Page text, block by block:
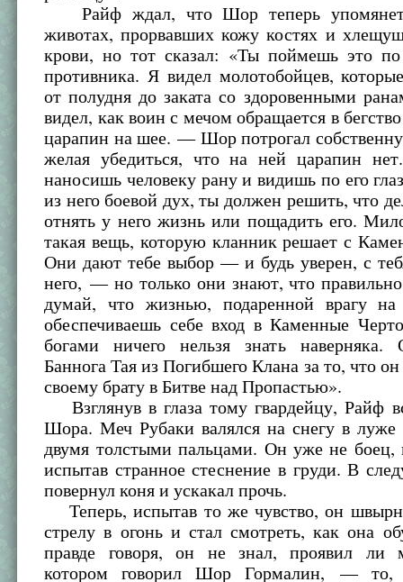
Райф ждал, что Шор теперь
животах, прорвавших кожу костях и
крови, но тот сказал: «Ты поймешь это по
противника. Я видел молотобойцев,
от полудня до заката со здоровенными
видел, как воин с мечом обращается в
царапин на шее. — Шор потрогал
желая убедиться, что на ней царапин
наносишь человеку рану и видишь по его
из него боевой дух, ты должен решить, что
отнять у него жизнь или пощадить его.
такая вещь, которую кланник решает с
Они дают тебе выбор — и будь уверен, с
него, — но только они знают, что
думай, что жизнью, подаренной врагу
обеспечиваешь себе вход в Каменные
богами ничего нельзя знать наверняка.
Баннога Тая из Погибшего Клана за то, что
своему брату в Битве над Пропастью».
Взглянув в глаза тому гвардейцу, Райф
Шора. Меч Рубаки валялся на снегу в луже
двумя толстыми пальцами. Он уже не боец,
испытав странное стеснение в груди. В
повернул коня и ускакал прочь.
Теперь, испытав то же чувство, он
стрелу в огонь и стал смотреть, как она
правде говоря, он не знал, проявил ли
котором говорил Шор Гормалин, — то,